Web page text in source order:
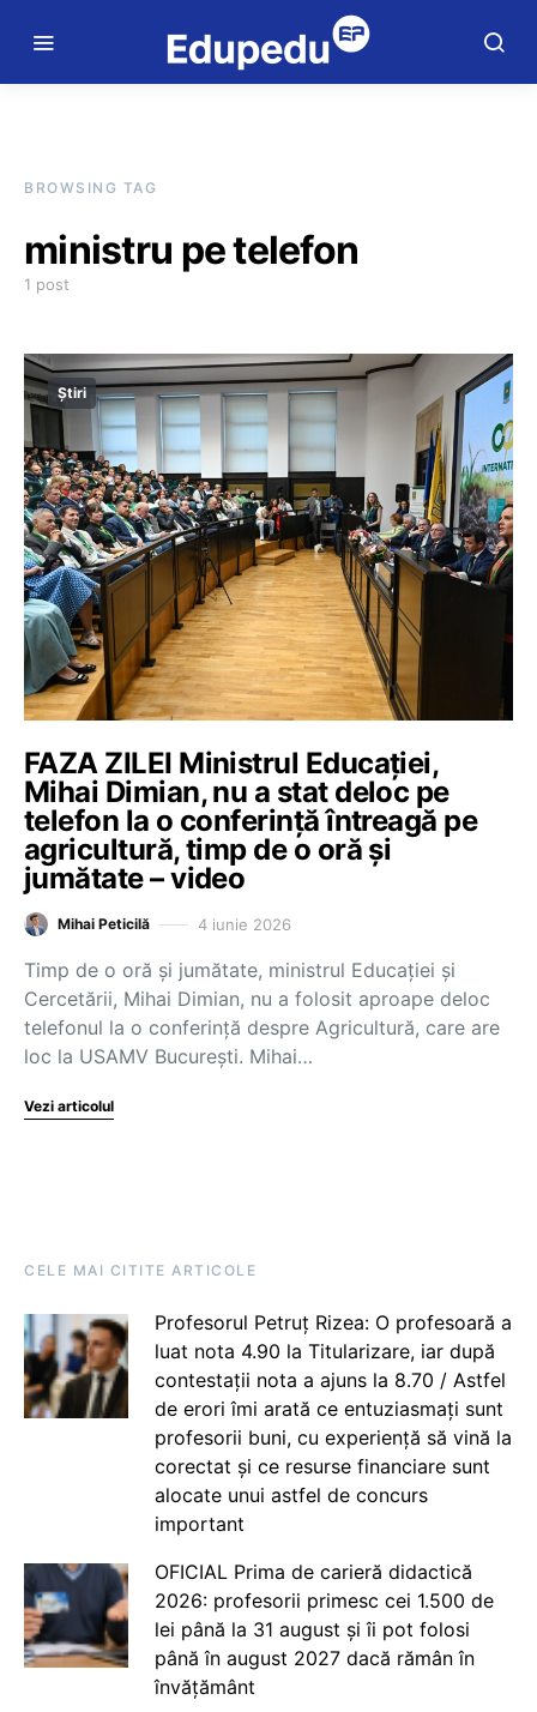
BROWSING TAG
ministru pe telefon
1 post
Știri
FAZA ZILEI Ministrul Educației,
Mihai Dimian, nu a stat deloc pe
telefon la o conferință întreagă pe
agricultură, timp de o oră și
jumătate – video
Mihai Peticilă 4 iunie 2026
Timp de o oră și jumătate, ministrul Educației și
Cercetării, Mihai Dimian, nu a folosit aproape deloc
telefonul la o conferință despre Agricultură, care are
loc la USAMV București. Mihai…
Vezi articolul
CELE MAI CITITE ARTICOLE
Profesorul Petruț Rizea: O profesoară a
luat nota 4.90 la Titularizare, iar după
contestații nota a ajuns la 8.70 / Astfel
de erori îmi arată ce entuziasmați sunt
profesorii buni, cu experiență să vină la
corectat și ce resurse financiare sunt
alocate unui astfel de concurs
important
OFICIAL Prima de carieră didactică
2026: profesorii primesc cei 1.500 de
lei până la 31 august și îi pot folosi
până în august 2027 dacă rămân în
învățământ